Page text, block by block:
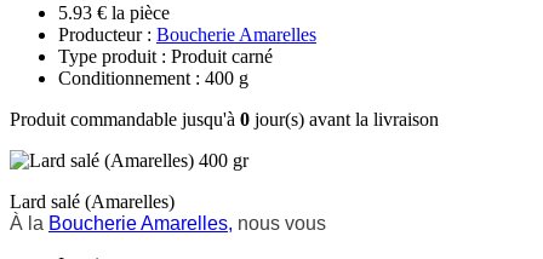
5.93 € la pièce
Producteur : Boucherie Amarelles
Type produit : Produit carné
Conditionnement : 400 g
Produit commandable jusqu'à 0 jour(s) avant la livraison
Lard salé (Amarelles)
À la Boucherie Amarelles, nous vous